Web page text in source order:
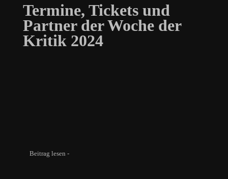
Termine, Tickets und
Partner der Woche der
Kritik 2024
Beitrag lesen -